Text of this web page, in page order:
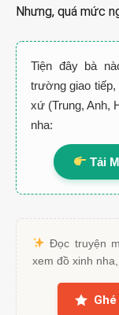
Nhưng, quá mức
Tiện đây bà
trường giao
xứ (Trung, Anh,
nha:
Tải
Đọc truyện
xem đồ xinh